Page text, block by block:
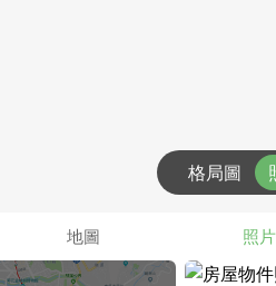
格局圖
地圖 照